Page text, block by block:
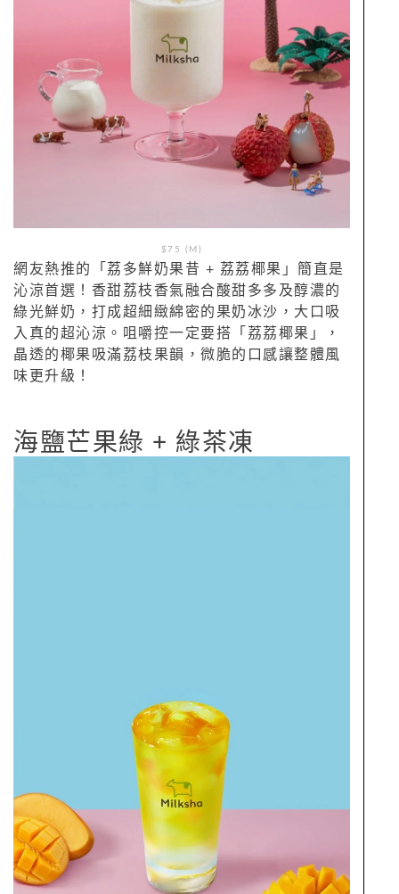
$75 (M)
網友熱推的「荔多鮮奶果昔 + 荔荔椰果」簡直是
沁涼首選！香甜荔枝香氣融合酸甜多多及醇濃的
綠光鮮奶，打成超細緻綿密的果奶冰沙，大口吸
入真的超沁涼。咀嚼控一定要搭「荔荔椰果」，
晶透的椰果吸滿荔枝果韻，微脆的口感讓整體風
味更升級！
海鹽芒果綠 + 綠茶凍